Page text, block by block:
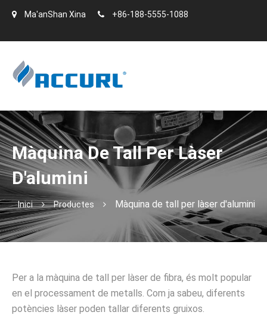
Ma'anShan Xina +86-188-5555-1088
Màquina De Tall Per Làser
D'alumini
Inici Productes Màquina de tall per làser d'alumini
Per a la màquina de tall per làser de fibra, és molt popular
en el processament de metalls. Com ja sabeu, diferents
potències làser poden tallar diferents gruixos.